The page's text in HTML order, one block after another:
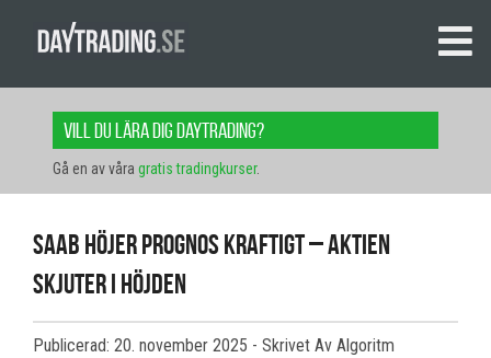
Vill du lära dig daytrading?
Gå en av våra gratis tradingkurser.
Saab höjer prognos kraftigt – aktien
skjuter i höjden
Publicerad: 20. november 2025 - Skrivet Av Algoritm